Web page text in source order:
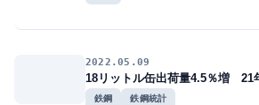
2022.05.09
18リットル缶出荷量4.5％増 21
鉄鋼 鉄鋼統計